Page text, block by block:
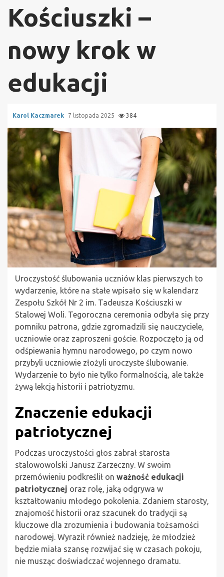
Kościuszki –
nowy krok w
edukacji
Karol Kaczmarek 7 listopada 2025 384
Uroczystość ślubowania uczniów klas pierwszych to
wydarzenie, które na stałe wpisało się w kalendarz
Zespołu Szkół Nr 2 im. Tadeusza Kościuszki w
Stalowej Woli. Tegoroczna ceremonia odbyła się przy
pomniku patrona, gdzie zgromadzili się nauczyciele,
uczniowie oraz zaproszeni goście. Rozpoczęto ją od
odśpiewania hymnu narodowego, po czym nowo
przybyli uczniowie złożyli uroczyste ślubowanie.
Wydarzenie to było nie tylko formalnością, ale także
żywą lekcją historii i patriotyzmu.
Znaczenie edukacji
patriotycznej
Podczas uroczystości głos zabrał starosta
stalowowolski Janusz Zarzeczny. W swoim
przemówieniu podkreślił on ważność edukacji
patriotycznej oraz rolę, jaką odgrywa w
kształtowaniu młodego pokolenia. Zdaniem starosty,
znajomość historii oraz szacunek do tradycji są
kluczowe dla zrozumienia i budowania tożsamości
narodowej. Wyraził również nadzieję, że młodzież
będzie miała szansę rozwijać się w czasach pokoju,
nie musząc doświadczać wojennego dramatu.